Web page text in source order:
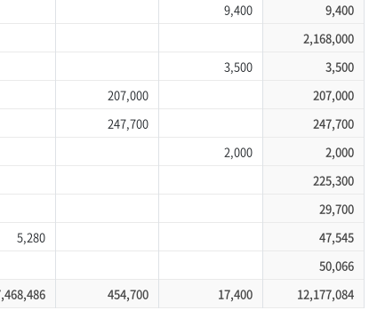
9,400 9,400
2,168,000
3,500 3,500
207,000
207,000
247,700
247,700
2,000 2,000
225,300
29,700
47,545
50,066
454,700 17,400 12,177,084